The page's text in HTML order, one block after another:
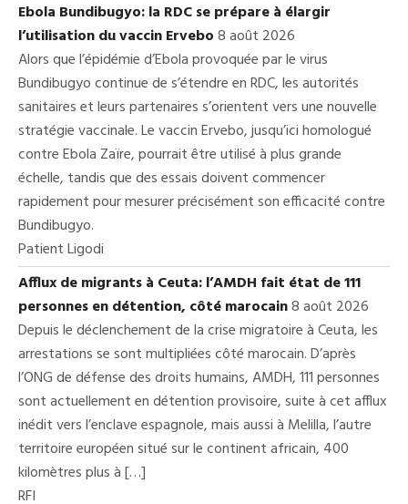
Ebola Bundibugyo: la RDC se prépare à élargir
l’utilisation du vaccin Ervebo8 août 2026
Alors que l’épidémie d’Ebola provoquée par le virus
Bundibugyo continue de s’étendre en RDC, les autorités
sanitaires et leurs partenaires s’orientent vers une nouvelle
stratégie vaccinale. Le vaccin Ervebo, jusqu’ici homologué
contre Ebola Zaïre, pourrait être utilisé à plus grande
échelle, tandis que des essais doivent commencer
rapidement pour mesurer précisément son efficacité contre
Bundibugyo.
Patient Ligodi
Afflux de migrants à Ceuta: l’AMDH fait état de 111
personnes en détention, côté marocain8 août 2026
Depuis le déclenchement de la crise migratoire à Ceuta, les
arrestations se sont multipliées côté marocain. D’après
l’ONG de défense des droits humains, AMDH, 111 personnes
sont actuellement en détention provisoire, suite à cet afflux
inédit vers l’enclave espagnole, mais aussi à Melilla, l’autre
territoire européen situé sur le continent africain, 400
kilomètres plus à […]
RFI